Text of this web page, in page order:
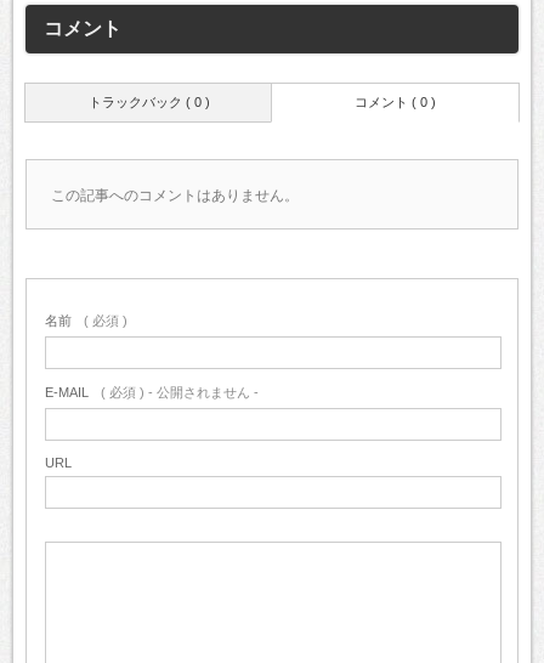
コメント
トラックバック ( 0 ) コメント ( 0 )
この記事へのコメントはありません。
名前 ( 必須 )
E-MAIL ( 必須 ) - 公開されません -
URL